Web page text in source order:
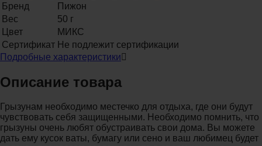
Бренд
Пижон
Вес
50 г
Цвет
МИКС
Сертификат Не подлежит сертификации
Подробные характеристики
Описание товара
Грызунам необходимо местечко для отдыха, где они будут
чувствовать себя защищенными. Необходимо помнить, что
грызуны очень любят обустраивать свои дома. Вы можете
дать ему кусок ваты, бумагу или сено и ваш любимец будет